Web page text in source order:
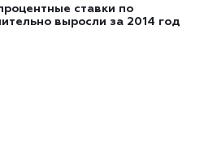
ставки по
выросли за 2014 год